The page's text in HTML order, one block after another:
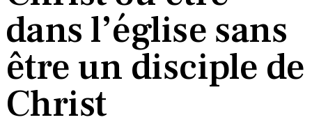
dans l’église sans
être un disciple de
Christ